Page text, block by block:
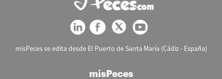
misPeces se edita desde El Puerto de Santa María (Cádiz - España)
misPeces